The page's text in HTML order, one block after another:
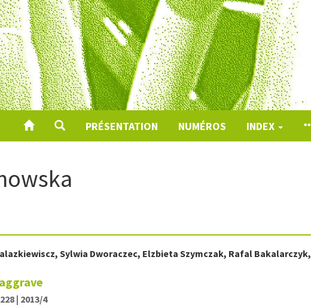
PRÉSENTATION NUMÉROS INDEX
, Sylwia Dworaczec, Elzbieta Szymczak, Rafal Bakalarczyk,
228 | 2013/4